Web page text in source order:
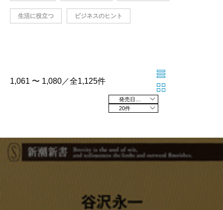
生活に役立つ ビジネスのヒント
1,061 〜 1,080／全1,125件
20件